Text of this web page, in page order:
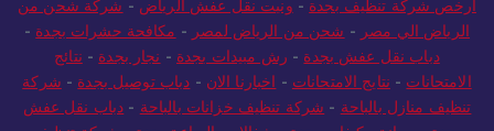
ارخص شركة تنظيف بجدة - ونيت نقل عفش الرياض - شركة شحن من
الرياض الي مصر - شحن من الرياض لمصر - مكافحة حشرات بجدة -
دباب نقل عفش بجدة - رش مبيدات بجدة - نجار بجدة - نتائج
الامتحانات - نتايج الامتحانات - اخبارنا الان - دباب توصيل بجدة - شركة
تنظيف منازل بالباحة - شركة تنظيف خزانات بالباحة - دباب نقل عفش